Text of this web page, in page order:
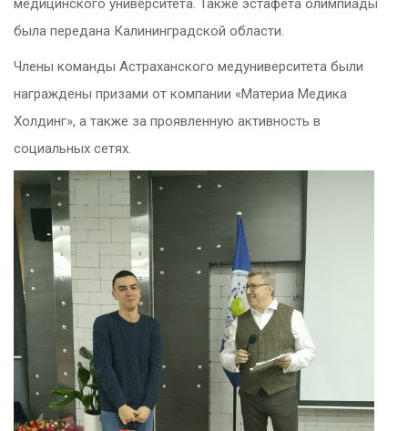
была передана Калининградской области.
Члены команды Астраханского медуниверситета были
награждены призами от компании «Материа Медика
Холдинг», а также за проявленную активность в
социальных сетях.